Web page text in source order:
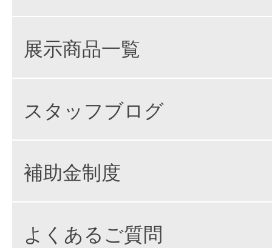
展示商品一覧
スタッフブログ
補助金制度
よくあるご質問